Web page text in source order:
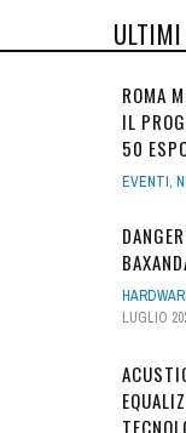
ROMA
IL
50
EVENTI,
LUGLIO